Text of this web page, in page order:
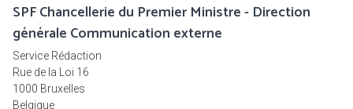
SPF Chancellerie du Premier Ministre - Direction
générale Communication externe
Service Rédaction
Rue de la Loi 16
1000 Bruxelles
Belgique